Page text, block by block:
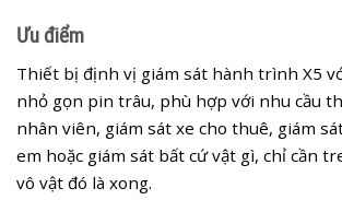
Ưu điểm
Thiết bị định vị giám sát hành trình X5
nhỏ gọn pin trâu, phù hợp với nhu cầu
nhân viên, giám sát xe cho thuê, giám
em hoặc giám sát bất cứ vật gì, chỉ cần
vô vật đó là xong.